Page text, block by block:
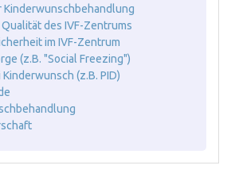
Kinderwunschbehandlung
des IVF-Zentrums
im IVF-Zentrum
(z.B. "Social Freezing")
(z.B. PID)